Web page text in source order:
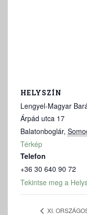
HELYSZÍN
Lengyel-Magyar
Árpád utca 17
Balatonboglár,
Térkép
Telefon
+36 30 640 90 72
Tekintse meg a
XI.